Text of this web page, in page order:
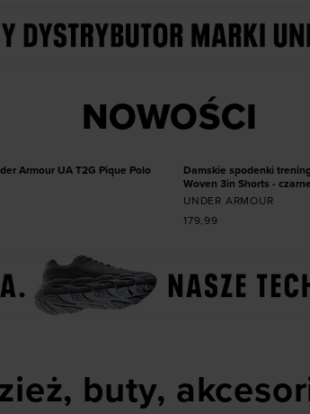
NOWOŚCI
w rozmiarze
XXL
Armour UA T2G Pique Polo
Dodaj
XS
Damskie spodenki
Woven 3in Shorts - czarne
UNDER ARMOUR
179,99
buty,